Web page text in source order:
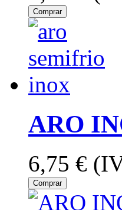
Comprar
ARO
6,75 €
Comprar